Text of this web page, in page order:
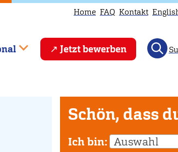
Home FAQ Kontakt
Jetzt bewerben
Schön, dass
Ich bin: Auswahl